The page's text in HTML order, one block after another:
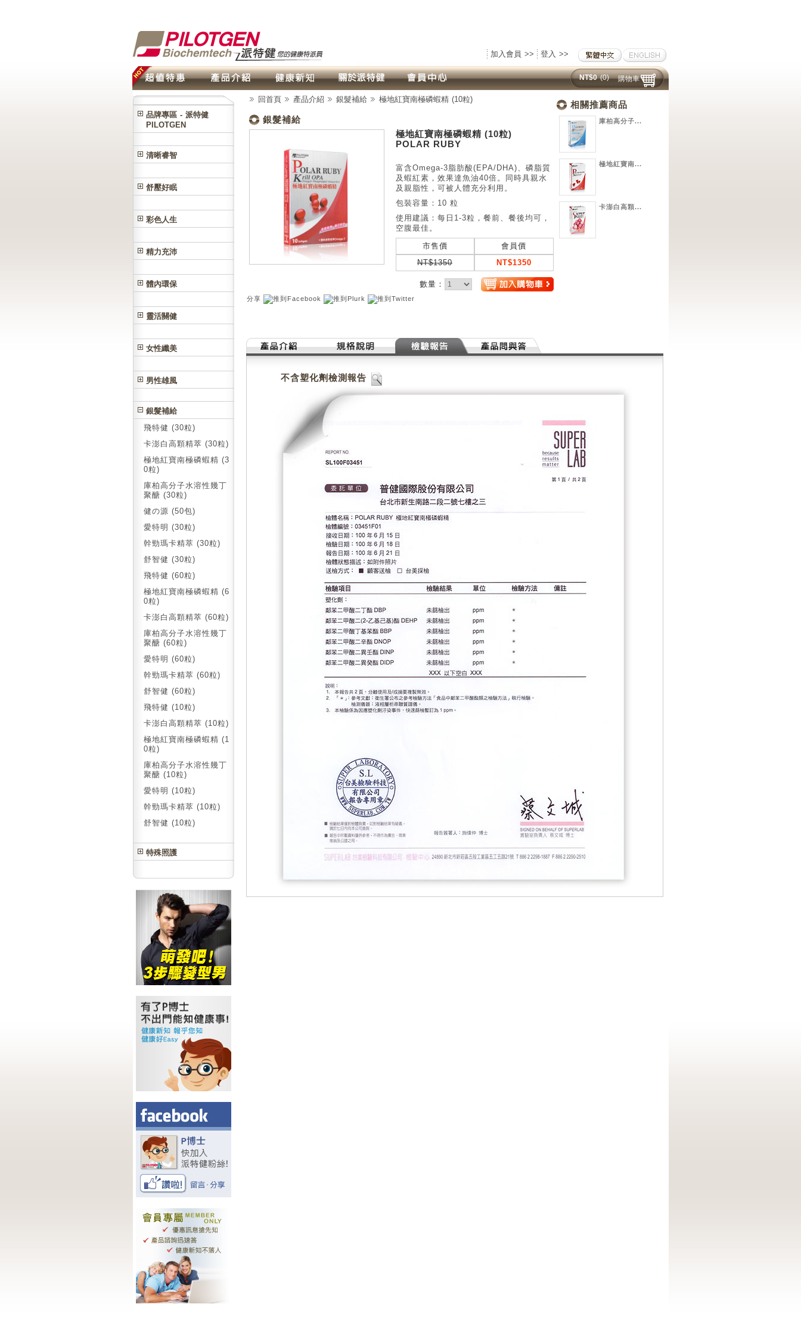
加入會員 >> 登入 >>
NT$0 (0) 購物車
品牌專區 - 派特健
PILOTGEN
清晰睿智
舒壓好眠
彩色人生
精力充沛
體內環保
靈活關健
女性纖美
男性雄風
銀髮補給
飛特健 (30粒)
卡澎白高顆精萃 (30粒)
極地紅寶南極磷蝦精 (3
0粒)
庫柏高分子水溶性幾丁
聚醣 (30粒)
健の源 (50包)
愛特明 (30粒)
幹勁瑪卡精萃 (30粒)
舒智健 (30粒)
飛特健 (60粒)
極地紅寶南極磷蝦精 (6
0粒)
卡澎白高顆精萃 (60粒)
庫柏高分子水溶性幾丁
聚醣 (60粒)
愛特明 (60粒)
幹勁瑪卡精萃 (60粒)
舒智健 (60粒)
飛特健 (10粒)
卡澎白高顆精萃 (10粒)
極地紅寶南極磷蝦精 (1
0粒)
庫柏高分子水溶性幾丁
聚醣 (10粒)
愛特明 (10粒)
幹勁瑪卡精萃 (10粒)
舒智健 (10粒)
特殊照護
回首頁 產品介紹 銀髮補給 極地紅寶南極磷蝦精 (10粒)
相關推薦商品
庫柏高分子...
極地紅寶南...
卡澎白高顆...
銀髮補給
極地紅寶南極磷蝦精 (10粒)
POLAR RUBY
富含Omega-3脂肪酸(EPA/DHA)、磷脂質
及蝦紅素，效果達魚油40倍。同時具親水
及親脂性，可被人體充分利用。
包裝容量：10 粒
使用建議：每日1-3粒，餐前、餐後均可，
空腹最佳。
市售價
會員價
NT$1350
NT$1350
數量：
分享
不含塑化劑檢測報告